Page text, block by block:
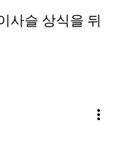
사슬 상식을 뒤
more_vert